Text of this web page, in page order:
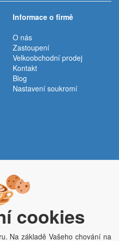
Informace o firmě
O nás
Zastoupení
Velkoobchodní prodej
Kontakt
Blog
Nastavení soukromí
cookies
Na základě Vašeho chování na